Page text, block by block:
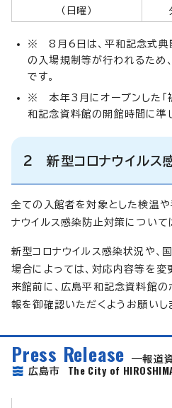
（日曜）
※ 8月6日は、平和記念式典
の入場規制等が行われるため
です。
※ 本年3月にオープンした「
和記念資料館の開館時間に準
2 新型コロナウイルス
全ての入館者を対象とした検温や
ナウイルス感染防止対策について
新型コロナウイルス感染状況や、
場合によっては、対応内容等を変
来館前に、広島平和記念資料館の
報を御確認いただくようお願いし
Press Release
報道
広島市 The City of